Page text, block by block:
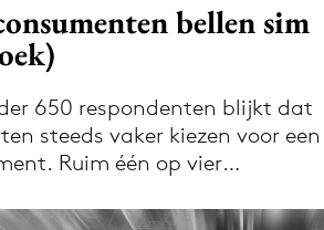
Download de app
nieuws via de Adformatie
Nieuws app
bellen sim
650 respondenten blijkt dat
steeds vaker kiezen voor een
Ruim één op vier…